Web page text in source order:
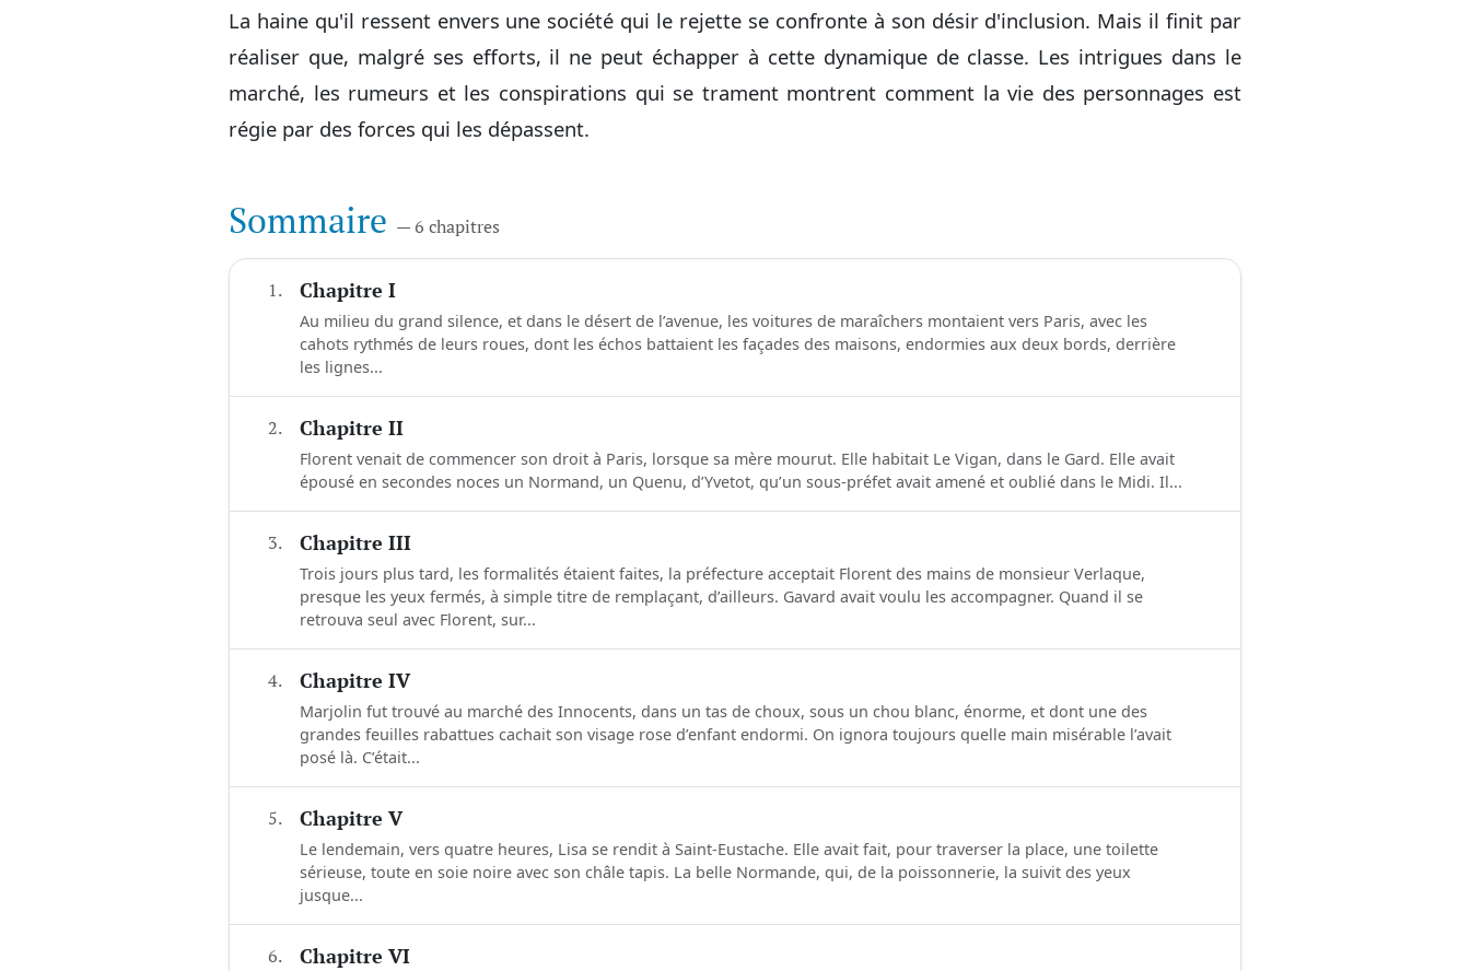
La haine qu'il ressent envers une société qui le rejette se confronte à son désir d'inclusion. Mais il finit par
réaliser que, malgré ses efforts, il ne peut échapper à cette dynamique de classe. Les intrigues dans le
marché, les rumeurs et les conspirations qui se trament montrent comment la vie des personnages est
régie par des forces qui les dépassent.
Sommaire — 6 chapitres
1. Chapitre I
Au milieu du grand silence, et dans le désert de l’avenue, les voitures de maraîchers montaient vers Paris, avec les
cahots rythmés de leurs roues, dont les échos battaient les façades des maisons, endormies aux deux bords, derrière
les lignes...
2. Chapitre II
Florent venait de commencer son droit à Paris, lorsque sa mère mourut. Elle habitait Le Vigan, dans le Gard. Elle avait
épousé en secondes noces un Normand, un Quenu, d’Yvetot, qu’un sous-préfet avait amené et oublié dans le Midi. Il...
3. Chapitre III
Trois jours plus tard, les formalités étaient faites, la préfecture acceptait Florent des mains de monsieur Verlaque,
presque les yeux fermés, à simple titre de remplaçant, d’ailleurs. Gavard avait voulu les accompagner. Quand il se
retrouva seul avec Florent, sur...
4. Chapitre IV
Marjolin fut trouvé au marché des Innocents, dans un tas de choux, sous un chou blanc, énorme, et dont une des
grandes feuilles rabattues cachait son visage rose d’enfant endormi. On ignora toujours quelle main misérable l’avait
posé là. C’était...
5. Chapitre V
Le lendemain, vers quatre heures, Lisa se rendit à Saint-Eustache. Elle avait fait, pour traverser la place, une toilette
sérieuse, toute en soie noire avec son châle tapis. La belle Normande, qui, de la poissonnerie, la suivit des yeux
jusque...
6. Chapitre VI